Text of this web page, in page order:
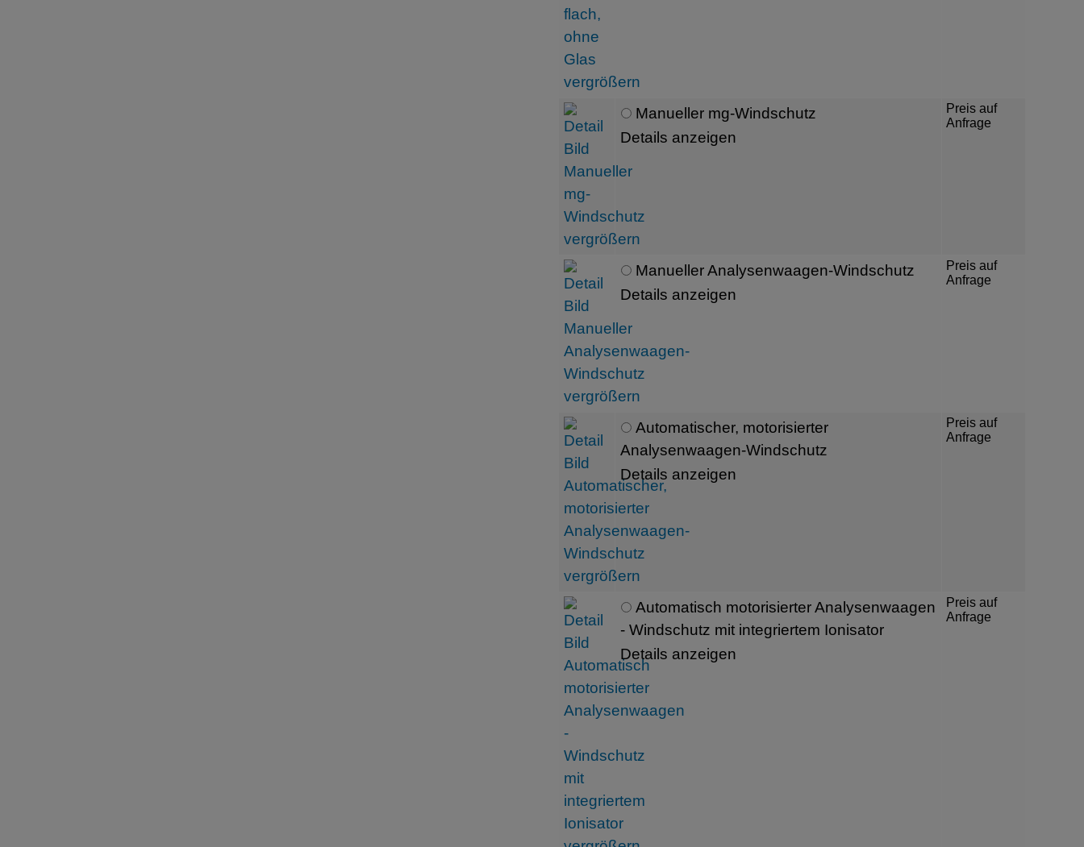
Manueller mg-Windschutz
Details anzeigen
Preis auf
Anfrage
Manueller Analysenwaagen-Windschutz
Details anzeigen
Preis auf
Anfrage
Automatischer, motorisierter
Analysenwaagen-Windschutz
Details anzeigen
Preis auf
Anfrage
Automatisch motorisierter Analysenwaagen
- Windschutz mit integriertem Ionisator
Details anzeigen
Preis auf
Anfrage